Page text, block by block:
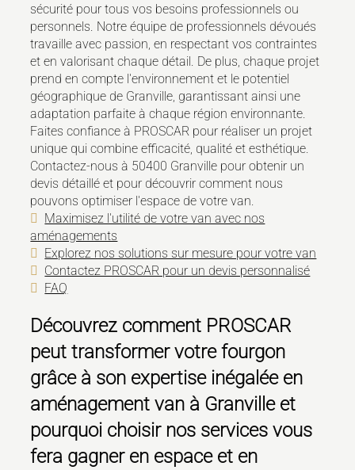
sécurité pour tous vos besoins professionnels ou
personnels. Notre équipe de professionnels dévoués
travaille avec passion, en respectant vos contraintes
et en valorisant chaque détail. De plus, chaque projet
prend en compte l'environnement et le potentiel
géographique de Granville, garantissant ainsi une
adaptation parfaite à chaque région environnante.
Faites confiance à PROSCAR pour réaliser un projet
unique qui combine efficacité, qualité et esthétique.
Contactez-nous à 50400 Granville pour obtenir un
devis détaillé et pour découvrir comment nous
pouvons optimiser l'espace de votre van.
Maximisez l'utilité de votre van avec nos
aménagements
Explorez nos solutions sur mesure pour votre van
Contactez PROSCAR pour un devis personnalisé
FAQ
Découvrez comment PROSCAR
peut transformer votre fourgon
grâce à son expertise inégalée en
aménagement van à Granvilleet
pourquoi choisir nos services vous
fera gagner en espace et en